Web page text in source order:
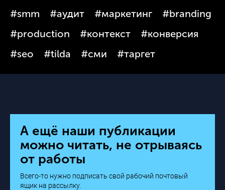
#smm #аудит #маркетинг
#branding
#production
#контекст
#конверсия
#seo
#tilda #сми #таргет
А ещё наши публикации
можно читать, не отрываясь
от работы
Всего-то нужно подписать свой рабочий почтовый
ящик на рассылку.